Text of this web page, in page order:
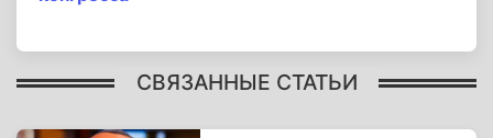
СВЯЗАННЫЕ СТАТЬИ